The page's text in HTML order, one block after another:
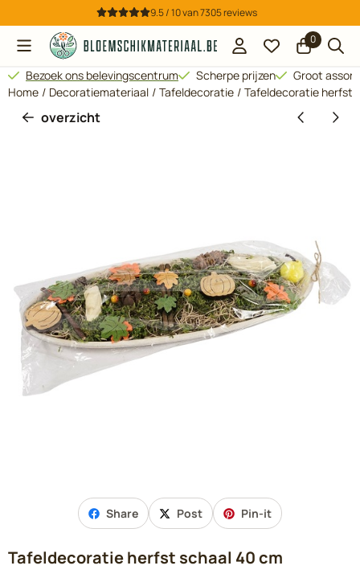
Cookievoorkeuren zijn beschikbaar. Kies instellingen of sta
9.5 / 10van7305reviews
0
Bezoek ons belevingscentrum Scherpe prijzen
Groot
Home / Decoratiemateriaal / Tafeldecoratie / Tafeldecoratie herfst
overzicht
Share Post Pin-it
Tafeldecoratie herfst schaal 40 cm